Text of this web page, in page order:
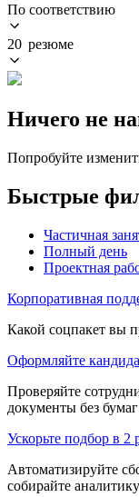
По соответствию
20 резюме
Ничего не
Попробуйте
Быстрые
Частичная
Полный день
Проектная
Корпоративная
Какой соцпакет вы
Оформляйте
Проверяйте
документы без
Ускорьте подбор в 2
Автоматизируйте
собирайте